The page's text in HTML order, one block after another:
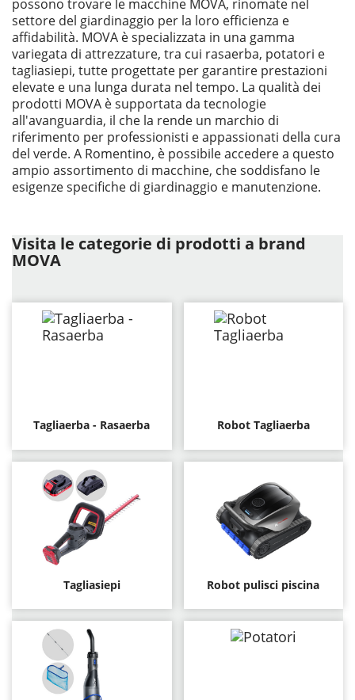
possono trovare le macchine MOVA, rinomate nel
settore del giardinaggio per la loro efficienza e
affidabilità. MOVA è specializzata in una gamma
variegata di attrezzature, tra cui rasaerba, potatori e
tagliasiepi, tutte progettate per garantire prestazioni
elevate e una lunga durata nel tempo. La qualità dei
prodotti MOVA è supportata da tecnologie
all'avanguardia, il che la rende un marchio di
riferimento per professionisti e appassionati della cura
del verde. A Romentino, è possibile accedere a questo
ampio assortimento di macchine, che soddisfano le
esigenze specifiche di giardinaggio e manutenzione.
Visita le categorie di prodotti a brand
MOVA
Tagliaerba - Rasaerba Robot Tagliaerba
Tagliasiepi Robot pulisci piscina